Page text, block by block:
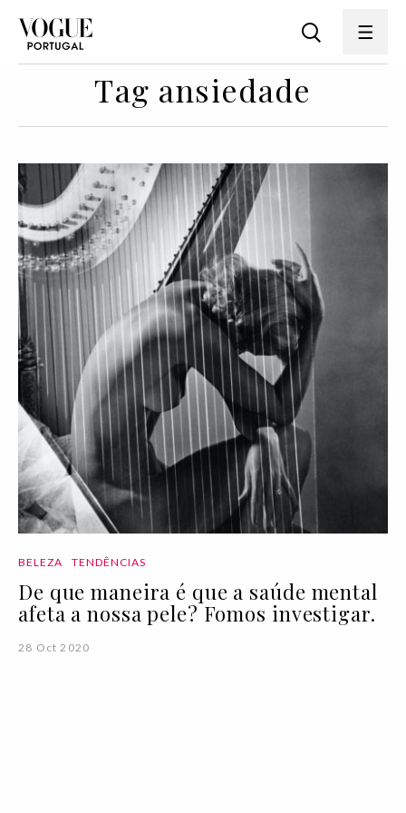
Tag ansiedade
BELEZA TENDÊNCIAS
De que maneira é que a saúde mental
afeta a nossa pele? Fomos investigar.
28 Oct 2020